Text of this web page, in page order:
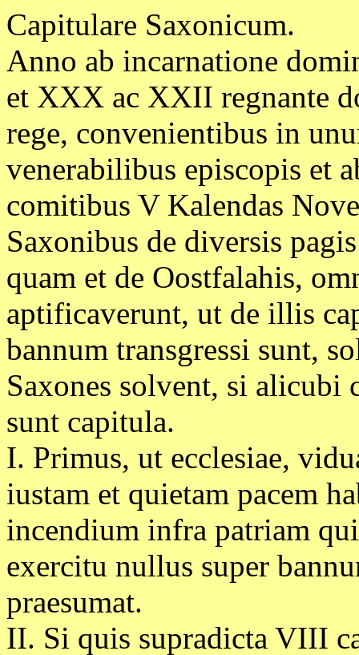
Capitulare Saxonicum.
Anno ab incarnatione
et XXX ac XXII regnante
rege, convenientibus in
venerabilibus episcopis et
comitibus V Kalendas
Saxonibus de diversis
quam et de Oostfalahis,
aptificaverunt, ut de illis
bannum transgressi sunt,
Saxones solvent, si alicubi
sunt capitula.
I. Primus, ut ecclesiae,
iustam et quietam pacem
incendium infra patriam
exercitu nullus super
praesumat.
II. Si quis supradicta VIII